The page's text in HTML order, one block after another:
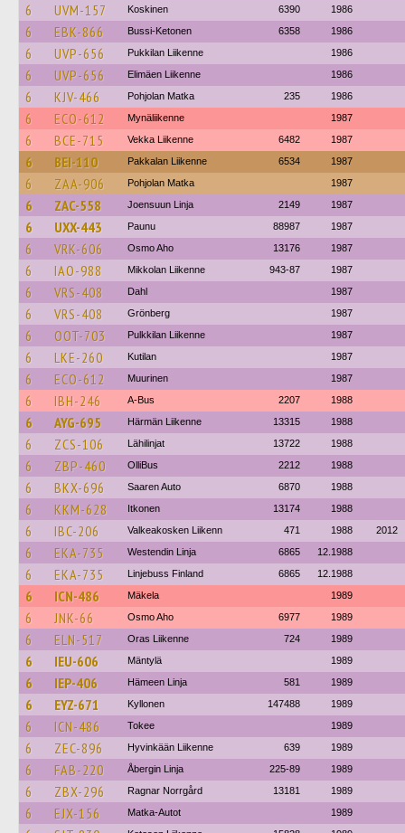
6 UVM-157 Koskinen 6390 1986
6 EBK-866 Bussi-Ketonen 6358 1986
6 UVP-656 Pukkilan Liikenne 1986
6 UVP-656 Elimäen Liikenne 1986
6 KJV-466 Pohjolan Matka 235 1986
6 ECO-612 Mynäliikenne 1987
6 BCE-715 Vekka Liikenne 6482 1987
6 BEI-110 Pakkalan Liikenne 6534 1987
6 ZAA-906 Pohjolan Matka 1987
6 ZAC-558 Joensuun Linja 2149 1987
6 UXX-443 Paunu 88987 1987
6 VRK-606 Osmo Aho 13176 1987
6 IAO-988 Mikkolan Liikenne 943-87 1987
6 VRS-408 Dahl 1987
6 VRS-408 Grönberg 1987
6 OOT-703 Pulkkilan Liikenne 1987
6 LKE-260 Kutilan 1987
6 ECO-612 Muurinen 1987
6 IBH-246 A-Bus 2207 1988
6 AYG-695 Härmän Liikenne 13315 1988
6 ZCS-106 Lähilinjat 13722 1988
6 ZBP-460 OlliBus 2212 1988
6 BKX-696 Saaren Auto 6870 1988
6 KKM-628 Itkonen 13174 1988
6 IBC-206 Valkeakosken Liikenn 471 1988 2012
6 EKA-735 Westendin Linja 6865 12.1988
6 EKA-735 Linjebuss Finland 6865 12.1988
6 ICN-486 Mäkela 1989
6 JNK-66 Osmo Aho 6977 1989
6 ELN-517 Oras Liikenne 724 1989
6 IEU-606 Mäntylä 1989
6 IEP-406 Hämeen Linja 581 1989
6 EYZ-671 Kyllonen 147488 1989
6 ICN-486 Tokee 1989
6 ZEC-896 Hyvinkään Liikenne 639 1989
6 FAB-220 Åbergin Linja 225-89 1989
6 ZBX-296 Ragnar Norrgård 13181 1989
6 EJX-156 Matka-Autot 1989